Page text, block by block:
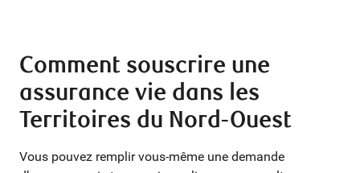
Comment souscrire une
assurance vie dans les
Territoires du Nord-Ouest
Vous pouvez remplir vous-même une demande